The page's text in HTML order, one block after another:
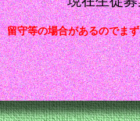
留守等の場合があるのでま